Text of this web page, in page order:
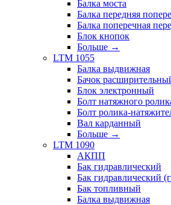
Балка моста
Балка передняя
Балка поперечная
Блок кнопок
Больше →
LTM 1055
Балка выдвижная
Бачок
Блок электронный
Болт натяжного
Болт ролика-
Вал карданный
Больше →
LTM 1090
АКПП
Бак гидравлический
Бак гидравлический
Бак топливный
Балка выдвижная